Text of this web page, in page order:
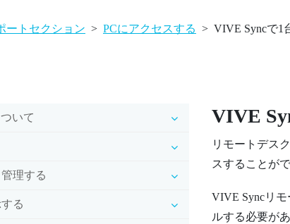
ートセクション > PCにアクセスする > VIVE Syncで1
いて
理する
る
VIVE
リモートデス
スすることが
VIVE Syncリ
ルする必要が